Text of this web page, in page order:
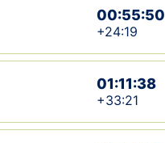
00:55:50
+24:19
01:11:38
+33:21